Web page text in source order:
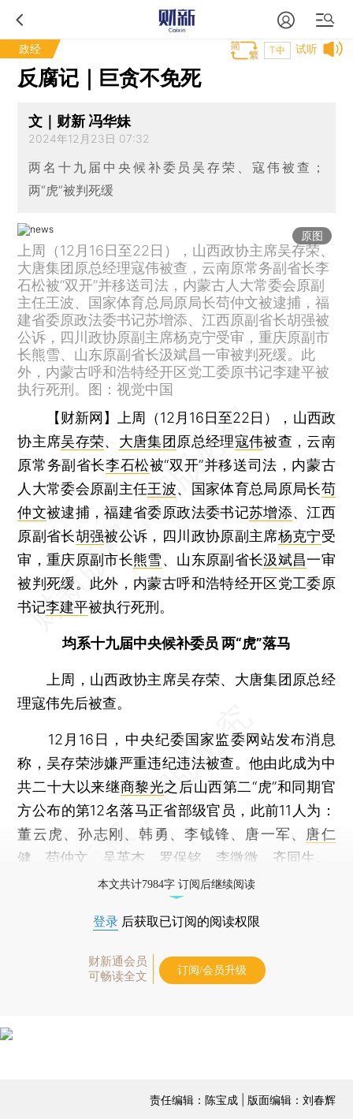
政经 试听
T中
反腐记｜巨贪不免死
文｜财新 冯华妹
2024年12月23日 07:32
两名十九届中央候补委员吴存荣、寇伟被查；
两“虎”被判死缓
原图
上周（12月16日至22日），山西政协主席吴存荣、
大唐集团原总经理寇伟被查，云南原常务副省长李
石松被“双开”并移送司法，内蒙古人大常委会原副
主任王波、国家体育总局原局长苟仲文被逮捕，福
建省委原政法委书记苏增添、江西原副省长胡强被
公诉，四川政协原副主席杨克宁受审，重庆原副市
长熊雪、山东原副省长汲斌昌一审被判死缓。此
外，内蒙古呼和浩特经开区党工委原书记李建平被
执行死刑。图：视觉中国
【财新网】
上周（12月16日至22日），山西政
协主席吴存荣、 大唐集团 原总经理寇伟被查，云南
原常务副省长李石松被“双开”并移送司法，内蒙古
人大常委会原副主任王波、国家体育总局原局长苟
仲文被逮捕，福建省委原政法委书记苏增添、江西
原副省长胡强被公诉，四川政协原副主席杨克宁受
审，重庆原副市长熊雪、山东原副省长汲斌昌一审
被判死缓。此外，内蒙古呼和浩特经开区党工委原
书记李建平被执行死刑。
均系十九届中央候补委员 两“虎”落马
上周，山西政协主席吴存荣、大唐集团原总经
理寇伟先后被查。
12月16日，中央纪委国家监委网站发布消息
称，吴存荣涉嫌严重违纪违法被查。他由此成为中
共二十大以来继商黎光之后山西第二“虎”和同期官
方公布的第12名落马正省部级官员，此前11人为：
董云虎、孙志刚、韩勇、李钺锋、唐一军、 唐仁
健 、苟仲文、吴英杰、罗保铭、李微微、齐同生。
本文共计7984字 订阅后继续阅读
登录 后获取已订阅的阅读权限
财新通会员
可畅读全文
订阅/会员升级
责任编辑：陈宝成 | 版面编辑：刘春辉